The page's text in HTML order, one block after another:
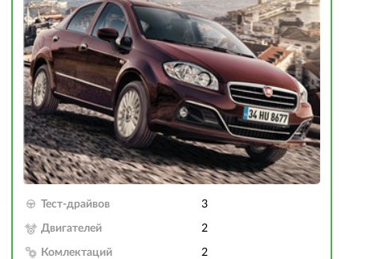
Тест-драйвов 3
Двигателей 2
Комлектаций 2